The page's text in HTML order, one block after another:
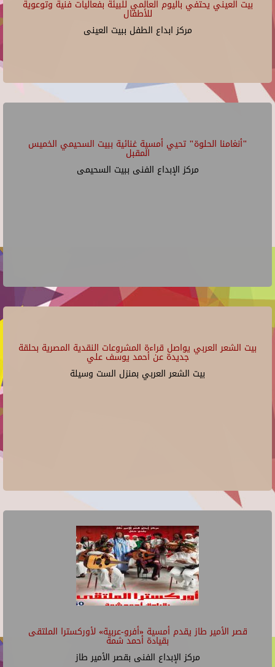
بيت العيني يحتفي باليوم العالمي للبيئة بفعاليات فنية وتوعوية
للأطفال
مركز ابداع الطفل ببيت العينى
"أنغامنا الحلوة" تحيي أمسية غنائية ببيت السحيمي الخميس
المقبل
مركز الإبداع الفنى ببيت السحيمى
بيت الشعر العربي يواصل قراءة المشروعات النقدية المصرية بحلقة
جديدة عن أحمد يوسف علي
بيت الشعر العربي بمنزل الست وسيلة
قصر الأمير طاز يقدم أمسية «أفرو-عربية» لأوركسترا الملتقى
بقيادة أحمد شمة
مركز الإبداع الفنى بقصر الأمير طاز